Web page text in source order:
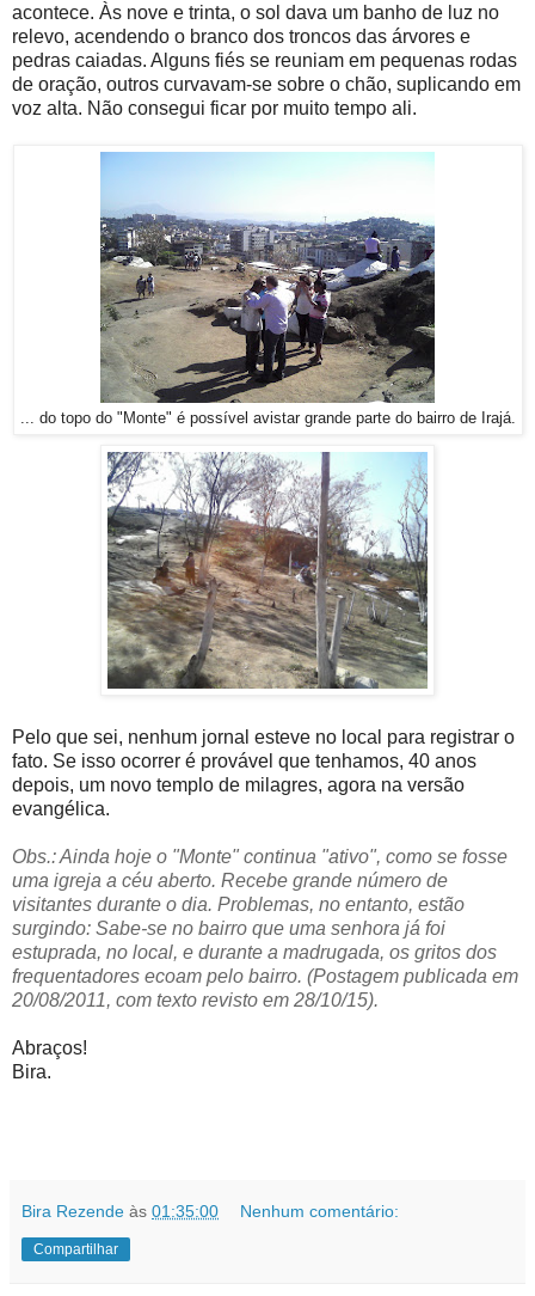
acontece. Às nove e trinta, o sol dava um banho de luz no
relevo, acendendo o branco dos troncos das árvores e
pedras caiadas. Alguns fiés se reuniam em pequenas rodas
de oração, outros curvavam-se sobre o chão, suplicando em
voz alta. Não consegui ficar por muito tempo ali.
... do topo do "Monte" é possível avistar grande parte do bairro de Irajá.
Pelo que sei, nenhum jornal esteve no local para registrar o
fato. Se isso ocorrer é provável que tenhamos, 40 anos
depois, um novo templo de milagres, agora na versão
evangélica.
Obs.: Ainda hoje o "Monte" continua "ativo", como se fosse
uma igreja a céu aberto. Recebe grande número de
visitantes durante o dia. Problemas, no entanto, estão
surgindo: Sabe-se no bairro que uma senhora já foi
estuprada, no local, e durante a madrugada, os gritos dos
frequentadores ecoam pelo bairro. (Postagem publicada em
20/08/2011, com texto revisto em 28/10/15).
Abraços!
Bira.
Bira Rezende às 01:35:00 Nenhum comentário:
Compartilhar